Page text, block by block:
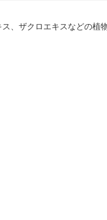
、ザクロエキスなどの植